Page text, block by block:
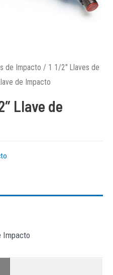
de Impacto / 1 1/2″ Llaves de
de Impacto
Llave de
Impacto